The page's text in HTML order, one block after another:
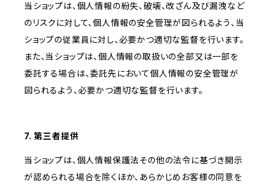
当ショップは、個人情報の紛失、破壊、改ざん及び漏洩など
のリスクに対して、個人情報の安全管理が図られるよう、当
ショップの従業員に対し、必要かつ適切な監督を行います。
また、当ショップは、個人情報の取扱いの全部又は一部を
委託する場合は、委託先において個人情報の安全管理が
図られるよう、必要かつ適切な監督を行います。
7. 第三者提供
当ショップは、個人情報保護法その他の法令に基づき開示
が認められる場合を除くほか、あらかじめお客様の同意を